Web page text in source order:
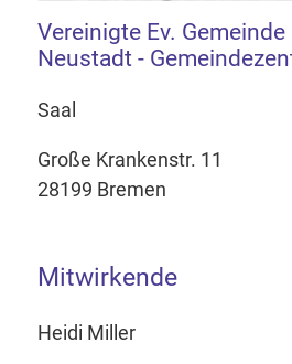
Vereinigte Ev. Gemeinde
Neustadt -
Saal
Große Krankenstr. 11
28199 Bremen
Mitwirkende
Heidi Miller